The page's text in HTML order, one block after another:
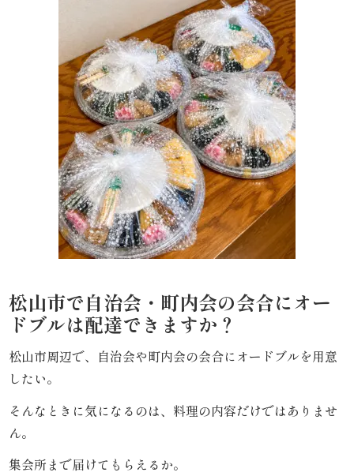
HOME
司・
わ
せ
わ
松山市で自治会・町内会の会合にオー
ドブルは配達できますか？
松山市周辺で、自治会や町内会の会合にオードブルを用意
したい。
そんなときに気になるのは、料理の内容だけではありませ
ん。
集会所まで届けてもらえるか。